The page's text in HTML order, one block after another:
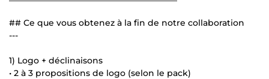
## Ce que vous obtenez à la fin de notre collaboration
---
1) Logo + déclinaisons
• 2 à 3 propositions de logo (selon le pack)